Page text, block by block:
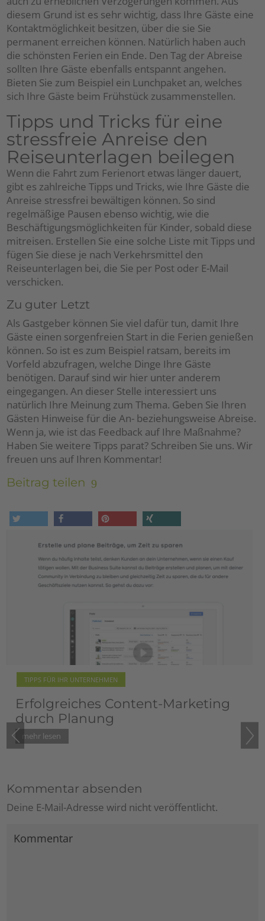
diesem Grund ist es sehr wichtig, dass Ihre Gäste eine
Kontaktmöglichkeit besitzen, über die sie Sie
permanent erreichen können. Natürlich haben auch
die schönsten Ferien ein Ende. Den Tag der Abreise
sollten Ihre Gäste ebenfalls entspannt angehen.
Bieten Sie zum Beispiel ein Lunchpaket an, welches
sich Ihre Gäste beim Frühstück zusammenstellen.
Tipps und Tricks für eine
stressfreie Anreise den
Reiseunterlagen beilegen
Wenn die Fahrt zum Ferienort etwas länger dauert,
gibt es zahlreiche Tipps und Tricks, wie Ihre Gäste die
Anreise stressfrei bewältigen können. So sind
regelmäßige Pausen ebenso wichtig, wie die
Beschäftigungsmöglichkeiten für Kinder, sobald diese
mitreisen. Erstellen Sie eine solche Liste mit Tipps und
fügen Sie diese je nach Verkehrsmittel den
Reiseunterlagen bei, die Sie per Post oder E-Mail
verschicken.
Zu guter Letzt
Als Gastgeber können Sie viel dafür tun, damit Ihre
Gäste einen sorgenfreien Start in die Ferien genießen
können. So ist es zum Beispiel ratsam, bereits im
Vorfeld abzufragen, welche Dinge Ihre Gäste
benötigen. Darauf sind wir hier unter anderem
eingegangen. An dieser Stelle interessiert uns
natürlich Ihre Meinung zum Thema. Geben Sie Ihren
Gästen Hinweise für die An- beziehungsweise Abreise.
Wenn ja, wie ist das Feedback auf Ihre Maßnahme?
Haben Sie weitere Tipps parat? Schreiben Sie uns. Wir
freuen uns auf Ihren Kommentar!
Beitrag teilen
Marketing
TIPPS FÜR IHR UNTERNEHMEN
Blogempfehlung: Rita
vom Pilsachhof
Kommentar absenden
Deine E-Mail-Adresse wird nicht veröffentlicht.